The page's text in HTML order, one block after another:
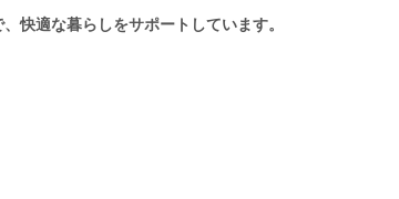
快適な暮らしをサポートしています。